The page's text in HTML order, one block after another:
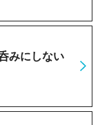
みにしない